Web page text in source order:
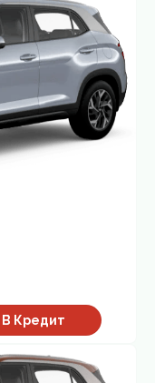
В Кредит